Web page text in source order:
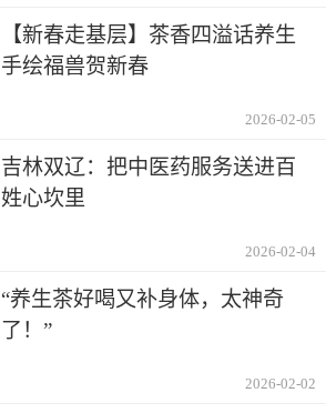
【新春走基层】茶香四溢话养生
手绘福兽贺新春
2026-02-05
吉林双辽：把中医药服务送进百
姓心坎里
2026-02-04
“养生茶好喝又补身体，太神奇
了！”
2026-02-02